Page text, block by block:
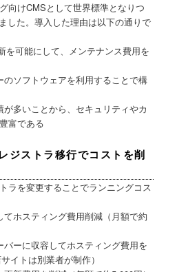
向けCMSとして世界標準となりつ
した。導入した理由は以下の通りで
を可能にして、メンテナンス費用を
のソフトウェアを利用することで構
多いことから、セキュリティやカ
富である
ジストラ移行でコストを削
ラを変更することでランニングコス
ホスティング費用削減（月額で約
ーに収容してホスティング費用を
イトは別業者が制作）